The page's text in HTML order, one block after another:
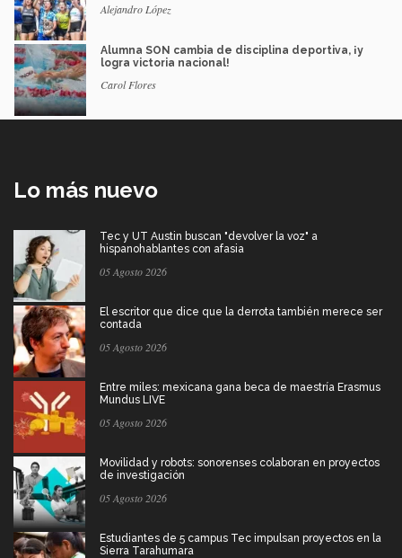
Alejandro López
Alumna SON cambia de disciplina deportiva, ¡y
logra victoria nacional!
Carol Flores
Lo más nuevo
Tec y UT Austin buscan "devolver la voz" a
hispanohablantes con afasia
05 Agosto 2026
El escritor que dice que la derrota también merece ser
contada
05 Agosto 2026
Entre miles: mexicana gana beca de maestría Erasmus
Mundus LIVE
05 Agosto 2026
Movilidad y robots: sonorenses colaboran en proyectos
de investigación
05 Agosto 2026
Estudiantes de 5 campus Tec impulsan proyectos en la
Sierra Tarahumara